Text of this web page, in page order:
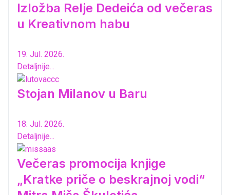
Izložba Relje Dedeića od večeras
u Kreativnom habu
19. Jul. 2026.
Detaljnije...
Stojan Milanov u Baru
18. Jul. 2026.
Detaljnije...
Večeras promocija knjige
„Kratke priče o beskrajnoj vodi“